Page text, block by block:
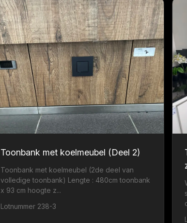
Toonbank met koelmeubel (Deel 2)
Toonbank met koelmeubel (2de deel van
volledige toonbank) Lengte : 480cm toonbank
x 93 cm hoogte z...
Lotnummer 238-3